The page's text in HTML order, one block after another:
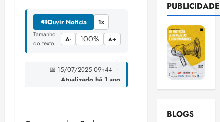
🔊Ouvir Notícia 1x
Tamanho
do texto:
A- 100% A+
📅 15/07/2025 09h44 •
Atualizado há 1 ano
PUBLICIDADE
BLOGS